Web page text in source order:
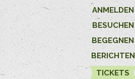
ANMELDEN
BESUCHEN
BEGEGNEN
BERICHTEN
TICKETS